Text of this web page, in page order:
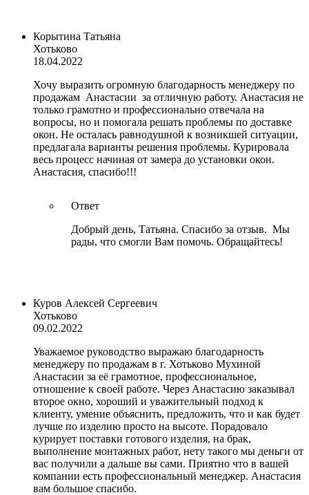
Корытина Татьяна
Хотьково
18.04.2022
Хочу выразить огромную благодарность менеджеру по
продажам Анастасии за отличную работу. Анастасия не
только грамотно и профессионально отвечала на
вопросы, но и помогала решать проблемы по доставке
окон. Не осталась равнодушной к возникшей ситуации,
предлагала варианты решения проблемы. Курировала
весь процесс начиная от замера до установки окон.
Анастасия, спасибо!!!
Ответ
Добрый день, Татьяна. Спасибо за отзыв. Мы
рады, что смогли Вам помочь. Обращайтесь!
Куров Алексей Сергеевич
Хотьково
09.02.2022
Уважаемое руководство выражаю благодарность
менеджеру по продажам в г. Хотьково Мухиной
Анастасии за её грамотное, профессиональное,
отношение к своей работе. Через Анастасию заказывал
второе окно, хороший и уважительный подход к
клиенту, умение объяснить, предложить, что и как будет
лучше по изделию просто на высоте. Порадовало
курирует поставки готового изделия, на брак,
выполнение монтажных работ, нету такого мы деньги от
вас получили а дальше вы сами. Приятно что в вашей
компании есть профессиональный менеджер. Анастасия
вам большое спасибо.